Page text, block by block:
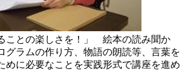
ことの楽しさを！」 絵本の読み聞か
グラムの作り方、物語の朗読等、言葉を
めに必要なことを実践形式で講座を進め